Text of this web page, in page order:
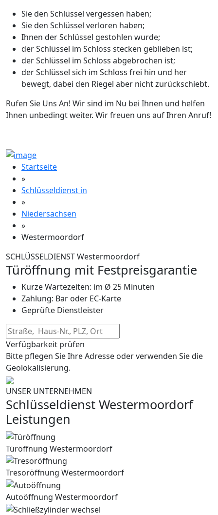
Sie den Schlüssel vergessen haben;
Sie den Schlüssel verloren haben;
Ihnen der Schlüssel gestohlen wurde;
der Schlüssel im Schloss stecken geblieben ist;
der Schlüssel im Schloss abgebrochen ist;
der Schlüssel sich im Schloss frei hin und her
bewegt, dabei den Riegel aber nicht zurückschiebt.
Rufen Sie Uns An! Wir sind im Nu bei Ihnen und helfen
Ihnen unbedingt weiter. Wir freuen uns auf Ihren Anruf!
Startseite
»
Schlüsseldienst in
»
Niedersachsen
»
Westermoordorf
SCHLÜSSELDIENST Westermoordorf
Türöffnung mit Festpreisgarantie
Kurze Wartezeiten: im Ø 25 Minuten
Zahlung: Bar oder EC-Karte
Geprüfte Dienstleister
Verfügbarkeit prüfen
Bitte pflegen Sie Ihre Adresse oder verwenden Sie die
Geolokalisierung.
UNSER UNTERNEHMEN
Schlüsseldienst Westermoordorf
Leistungen
Türöffnung Westermoordorf
Tresoröffnung Westermoordorf
Autoöffnung Westermoordorf